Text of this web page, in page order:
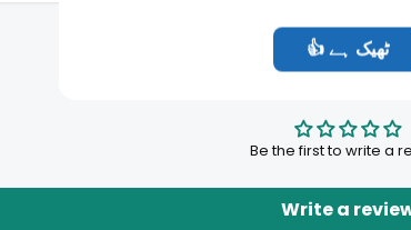
Be the first to write a
Write a
👍 ٹھیک ہے